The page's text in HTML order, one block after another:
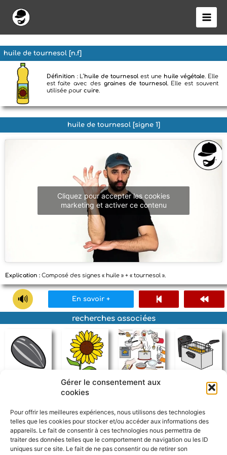
Gérer le consentement aux
cookies
Pour offrir les meilleures expériences, nous utilisons des technologies
telles que les cookies pour stocker et/ou accéder aux informations des
appareils. Le fait de consentir à ces technologies nous permettra de
traiter des données telles que le comportement de navigation ou les ID
uniques sur ce site. Le fait de ne pas consentir ou de retirer son
contenu
huile de tournesol [n.f]
Définition : L’huile de tournesol est une huile végétale. Elle
est faite avec des graines de tournesol. Elle est souvent
utilisée pour cuire.
huile de tournesol [signe 1]
Cliquez pour accepter les cookies
marketing et activer ce contenu
Explication : Composé des signes « huile » + « tournesol ».
En savoir +
recherches associées
tournesol cuisiner friteuse